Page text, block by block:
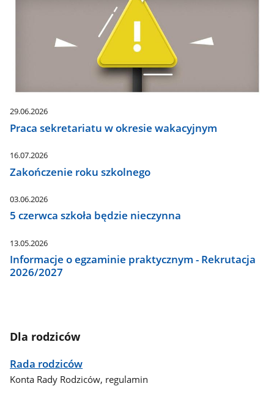
29.06.2026
Praca sekretariatu w okresie wakacyjnym
16.07.2026
Zakończenie roku szkolnego
03.06.2026
5 czerwca szkoła będzie nieczynna
13.05.2026
Informacje o egzaminie praktycznym - Rekrutacja
2026/2027
Dla rodziców
Rada rodziców
Konta Rady Rodziców, regulamin